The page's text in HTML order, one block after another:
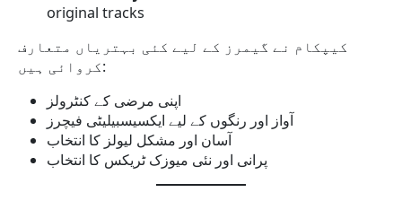
original tracks
کیپکام نے گیمرز کے لیے کئی بہتریاں متعارف
کروائی ہیں:
اپنی مرضی کے کنٹرولز
آواز اور رنگوں کے لیے ایکسیسبیلیٹی فیچرز
آسان اور مشکل لیولز کا انتخاب
پرانی اور نئی میوزک ٹریکس کا انتخاب